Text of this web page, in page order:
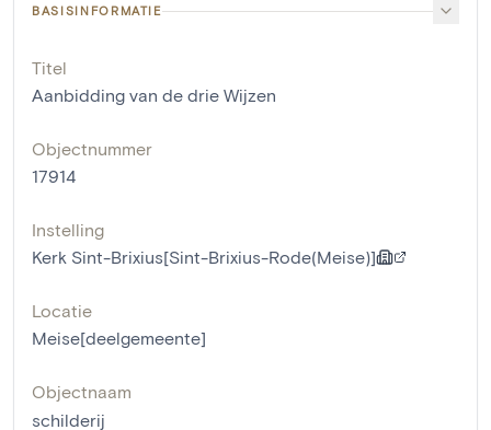
BASISINFORMATIE
Titel
Aanbidding van de drie Wijzen
Objectnummer
17914
Instelling
Kerk Sint-Brixius[Sint-Brixius-Rode(Meise)]
Locatie
Meise[deelgemeente]
Objectnaam
schilderij